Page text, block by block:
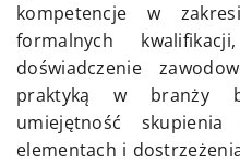
kompetencje w
formalnych
doświadczenie
praktyką w branży
umiejętność
elementach i